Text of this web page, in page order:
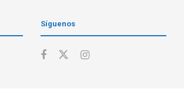
Síguenos